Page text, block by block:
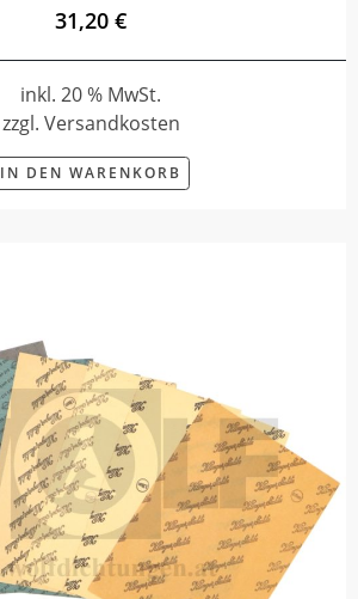
31,20 €
inkl. 20 % MwSt.
zzgl. Versandkosten
IN DEN WARENKORB